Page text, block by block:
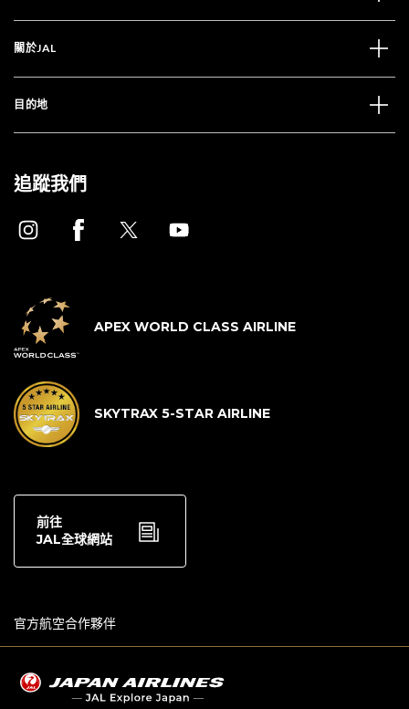
關於JAL
目的地
追蹤我們
APEX WORLD CLASS AIRLINE
SKYTRAX 5-STAR AIRLINE
前往
JAL全球網站
官方航空合作夥伴